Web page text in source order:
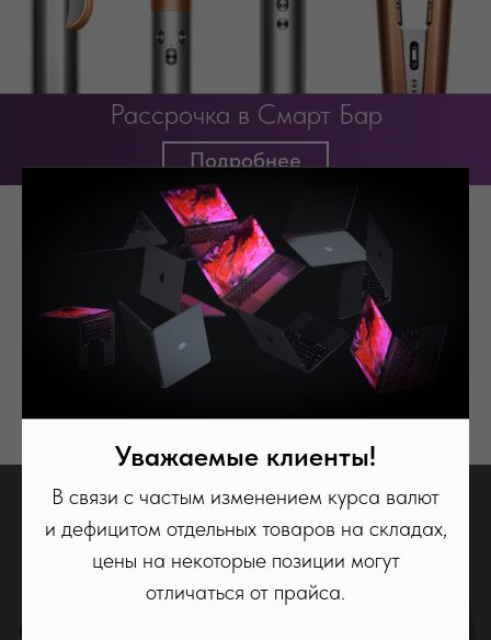
Рассрочка в Смарт Бар
Подробнее
Выбирайте свою модель
Выбирайте модель,
оформляйте заказ, забирайте в магазине
НА ВСЮ ТЕХНИКУ
DYSON
Уважаемые клиенты!
В связи с частым изменением курса валют
и дефицитом отдельных товаров на складах,
цены на некоторые позиции могут
отличаться от прайса.